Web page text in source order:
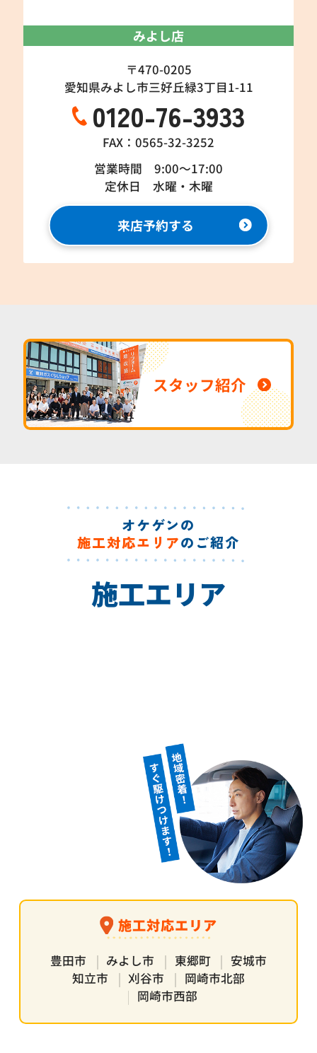
みよし店
〒470-0205
愛知県みよし市三好丘緑3丁目1-11
0120-76-3933
FAX：0565-32-3252
営業時間 9:00～17:00
定休日 水曜・木曜
来店予約する
スタッフ紹介
オケゲンの
施工対応エリアのご紹介
施工エリア
施工対応エリア
豊田市 みよし市 東郷町
安城市
知立市
刈谷市
岡崎市北部
岡崎市西部